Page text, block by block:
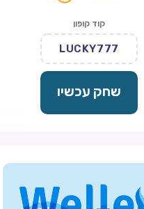
קוד קופון
LUCKY777
שחק עכשיו